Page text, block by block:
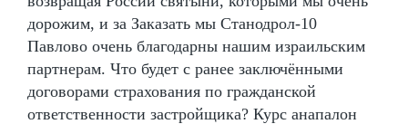
дорожим, и за Заказать мы Станодрол-10
Павлово очень благодарны нашим израильским
партнерам. Что будет с ранее заключёнными
договорами страхования по гражданской
ответственности застройщика? Курс анапалон